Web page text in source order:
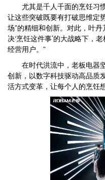
尤其是千人千面的烹饪习惯
让这些突破既要有打破思维定
场”的精细和创新。对此，叶
决‘烹饪这件事’的大战略下，
经营用户。”
在时代洪流中，老板电器
创新，以数字科技驱动高品质
活方式变革，让每个人的烹饪